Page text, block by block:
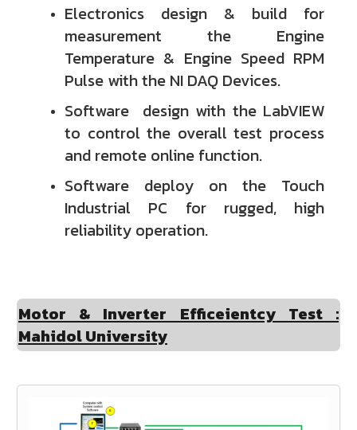
Electronics design & build for
measurement the Engine
Temperature & Engine Speed RPM
Pulse with the NI DAQ Devices.
Software design with the LabVIEW
to control the overall test process
and remote online function.
Software deploy on the Touch
Industrial PC for rugged, high
reliability operation.
Motor & Inverter Efficeientcy Test :
Mahidol University